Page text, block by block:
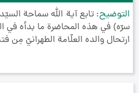
التوضيح تابع آية الله سماحة
سرّه) في هذه المحاضرة ما بدأه في
ارتحال والده العلّامة الطهرانيّ مِن